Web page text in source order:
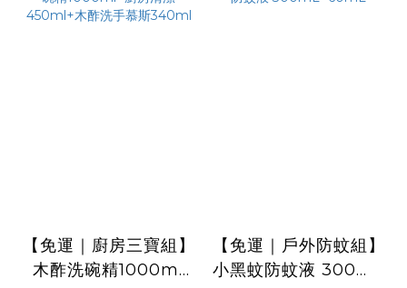
【免運｜廚房三寶組】
木酢洗碗精1000ml
【免運｜戶外防蚊組】
小黑蚊防蚊液 300mL